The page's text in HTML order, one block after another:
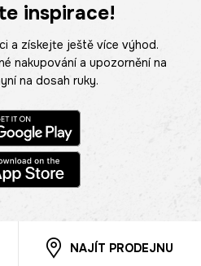
inspirace!
a získejte ještě více výhod.
nakupování a upozornění na
na dosah ruky.
NAJÍT PRODEJNU